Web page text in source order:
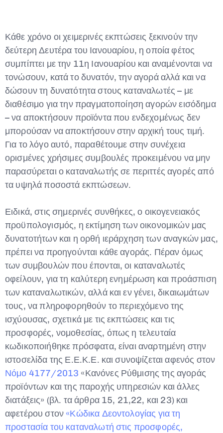
Κάθε χρόνο οι χειμερινές εκπτώσεις ξεκινούν την
δεύτερη Δευτέρα του Ιανουαρίου, η οποία φέτος
συμπίπτει με την 11η Ιανουαρίου και αναμένονται να
τονώσουν, κατά το δυνατόν, την αγορά αλλά και να
δώσουν τη δυνατότητα στους καταναλωτές – με
διαθέσιμο για την πραγματοποίηση αγορών εισόδημα
– να αποκτήσουν προϊόντα που ενδεχομένως δεν
μπορούσαν να αποκτήσουν στην αρχική τους τιμή.
Για το λόγο αυτό, παραθέτουμε στην συνέχεια
ορισμένες χρήσιμες συμβουλές προκειμένου να μην
παρασύρεται ο καταναλωτής σε περιττές αγορές από
τα υψηλά ποσοστά εκπτώσεων.
Ειδικά, στις σημερινές συνθήκες, ο οικογενειακός
προϋπολογισμός, η εκτίμηση των οικονομικών μας
δυνατοτήτων και η ορθή ιεράρχηση των αναγκών μας,
πρέπει να προηγούνται κάθε αγοράς. Πέραν όμως
των συμβουλών που έπονται, οι καταναλωτές
οφείλουν, για τη καλύτερη ενημέρωση και προάσπιση
των καταναλωτικών, αλλά και εν γένει, δικαιωμάτων
τους, να πληροφορηθούν το περιεχόμενο της
ισχύουσας, σχετικά με τις εκπτώσεις και τις
προσφορές, νομοθεσίας, όπως η τελευταία
κωδικοποιήθηκε πρόσφατα, είναι αναρτημένη στην
ιστοσελίδα της Ε.Ε.Κ.Ε. και συνοψίζεται αφενός στον
Νόμο 4177/2013 «Κανόνες Ρύθμισης της αγοράς
προϊόντων και της παροχής υπηρεσιών και άλλες
διατάξεις» (βλ. τα άρθρα 15, 21,22, και 23) και
αφετέρου στον «Κώδικα Δεοντολογίας για τη
προστασία του καταναλωτή στις προσφορές,